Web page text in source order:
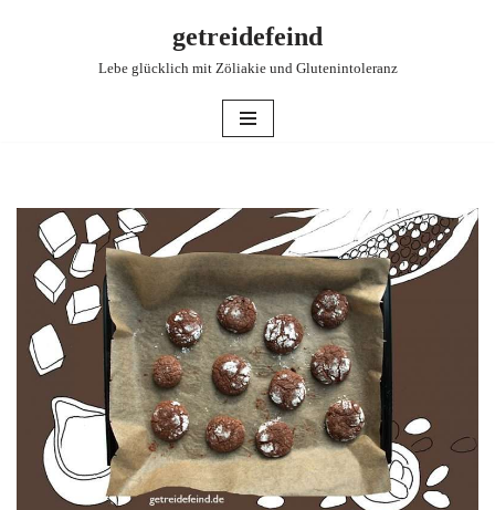
getreidefeind
Lebe glücklich mit Zöliakie und Glutenintoleranz